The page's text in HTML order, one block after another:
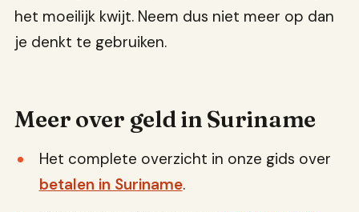
het moeilijk kwijt. Neem dus niet meer op dan
je denkt te gebruiken.
Meer over geld in Suriname
Het complete overzicht in onze gids over
betalen in Suriname.